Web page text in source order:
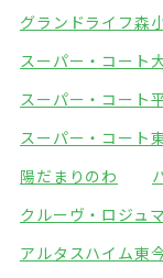
グランドライフ森
スーパー・コート
スーパー・コート
スーパー・コート
陽だまりのわ
クルーヴ・ロジュ
アルタスハイム東